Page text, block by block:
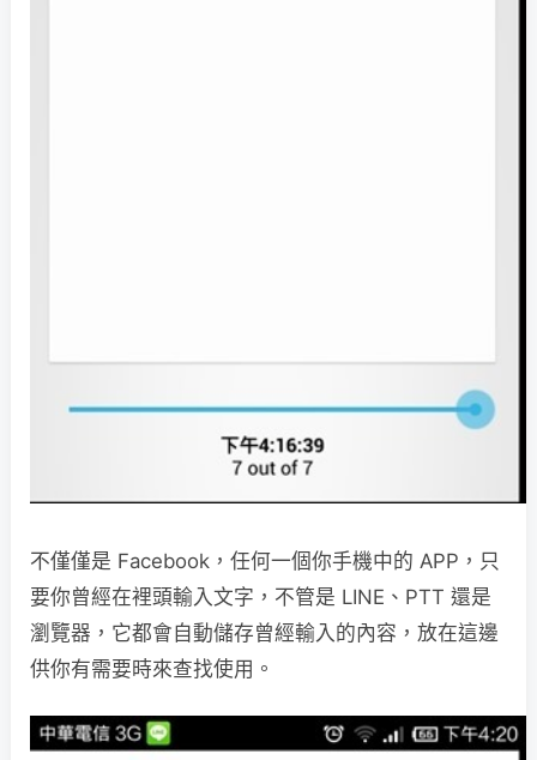
不僅僅是 Facebook，任何一個你手機中的 APP，只
要你曾經在裡頭輸入文字，不管是 LINE、PTT 還是
瀏覽器，它都會自動儲存曾經輸入的內容，放在這邊
供你有需要時來查找使用。